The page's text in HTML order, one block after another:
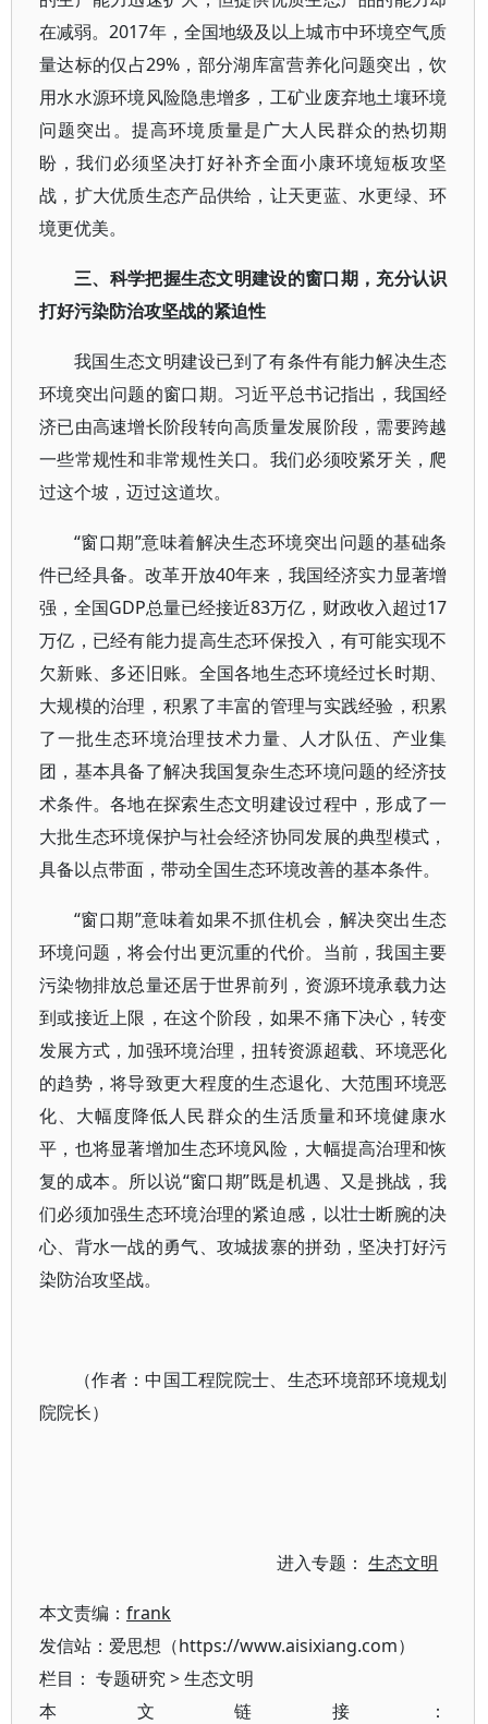
在减弱。2017年，全国地级及以上城市中环境空气质
量达标的仅占29%，部分湖库富营养化问题突出，饮
用水水源环境风险隐患增多，工矿业废弃地土壤环境
问题突出。提高环境质量是广大人民群众的热切期
盼，我们必须坚决打好补齐全面小康环境短板攻坚
战，扩大优质生态产品供给，让天更蓝、水更绿、环
境更优美。
三、科学把握生态文明建设的窗口期，充分认识
打好污染防治攻坚战的紧迫性
我国生态文明建设已到了有条件有能力解决生态
环境突出问题的窗口期。习近平总书记指出，我国经
济已由高速增长阶段转向高质量发展阶段，需要跨越
一些常规性和非常规性关口。我们必须咬紧牙关，爬
过这个坡，迈过这道坎。
“窗口期”意味着解决生态环境突出问题的基础条
件已经具备。改革开放40年来，我国经济实力显著增
强，全国GDP总量已经接近83万亿，财政收入超过17
万亿，已经有能力提高生态环保投入，有可能实现不
欠新账、多还旧账。全国各地生态环境经过长时期、
大规模的治理，积累了丰富的管理与实践经验，积累
了一批生态环境治理技术力量、人才队伍、产业集
团，基本具备了解决我国复杂生态环境问题的经济技
术条件。各地在探索生态文明建设过程中，形成了一
大批生态环境保护与社会经济协同发展的典型模式，
具备以点带面，带动全国生态环境改善的基本条件。
“窗口期”意味着如果不抓住机会，解决突出生态
环境问题，将会付出更沉重的代价。当前，我国主要
污染物排放总量还居于世界前列，资源环境承载力达
到或接近上限，在这个阶段，如果不痛下决心，转变
发展方式，加强环境治理，扭转资源超载、环境恶化
的趋势，将导致更大程度的生态退化、大范围环境恶
化、大幅度降低人民群众的生活质量和环境健康水
平，也将显著增加生态环境风险，大幅提高治理和恢
复的成本。所以说“窗口期”既是机遇、又是挑战，我
们必须加强生态环境治理的紧迫感，以壮士断腕的决
心、背水一战的勇气、攻城拔寨的拼劲，坚决打好污
染防治攻坚战。
（作者：中国工程院院士、生态环境部环境规划
院院长）
进入专题：生态文明
本文责编： frank
发信站：爱思想（https://www.aisixiang.com）
栏目： 专题研究>生态文明
本文链接：